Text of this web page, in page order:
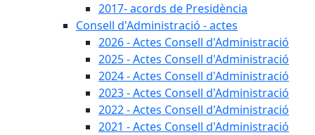
2017- acords de Presidència
Consell d'Administració - actes
2026 - Actes Consell d'Administració
2025 - Actes Consell d'Administració
2024 - Actes Consell d'Administració
2023 - Actes Consell d'Administració
2022 - Actes Consell d'Administració
2021 - Actes Consell d'Administració